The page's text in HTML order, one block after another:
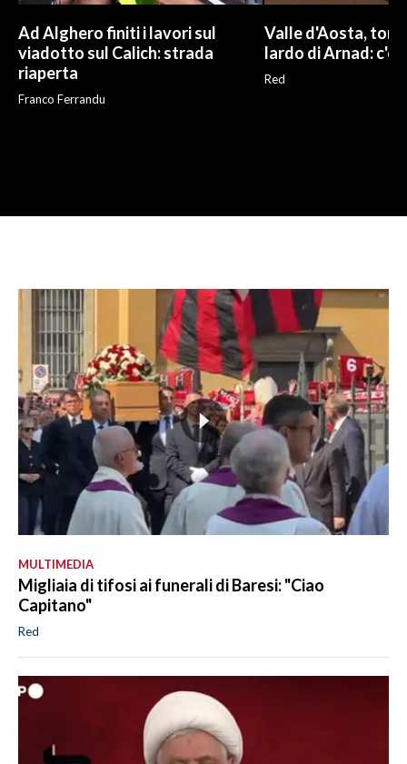
Ad Alghero finiti i lavori sul
viadotto sul Calich: strada
riaperta
Franco Ferrandu
Valle d'Aosta,
lardo di Arnad: c'è
Red
MULTIMEDIA
Migliaia di tifosi ai funerali di Baresi: "Ciao
Capitano"
Red